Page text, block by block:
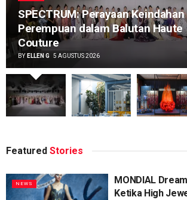
SPECTRUM: Perayaan Keindahan
Perempuan dalam Balutan Haute
Couture
BY ELLEN G 5 AGUSTUS 2026
Featured Stories
NEWS
MONDIAL
Ketika High